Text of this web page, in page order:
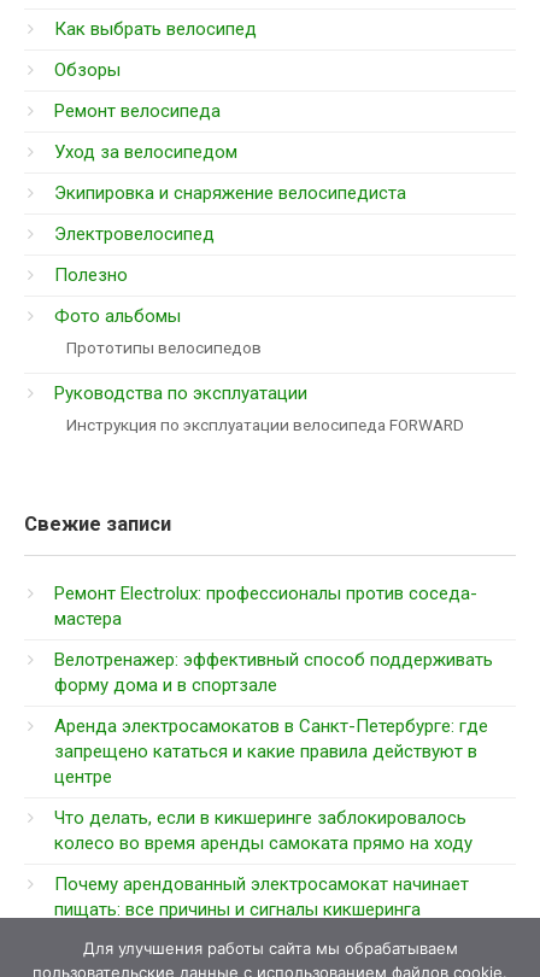
Как выбрать велосипед
Обзоры
Ремонт велосипеда
Уход за велосипедом
Экипировка и снаряжение велосипедиста
Электровелосипед
Полезно
Фото альбомы
Прототипы велосипедов
Руководства по эксплуатации
Инструкция по эксплуатации велосипеда FORWARD
Свежие записи
Ремонт Electrolux: профессионалы против соседа-
мастера
Велотренажер: эффективный способ поддерживать
форму дома и в спортзале
Аренда электросамокатов в Санкт-Петербурге: где
запрещено кататься и какие правила действуют в
центре
Что делать, если в кикшеринге заблокировалось
колесо во время аренды самоката прямо на ходу
Почему арендованный электросамокат начинает
пищать: все причины и сигналы кикшеринга
Для улучшения работы сайта мы обрабатываем
пользовательские данные с использованием файлов cookie.